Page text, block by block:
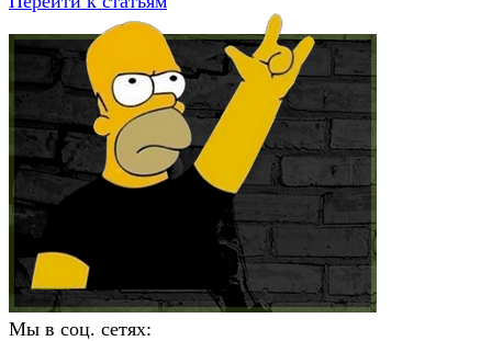
Мы в соц. сетях: